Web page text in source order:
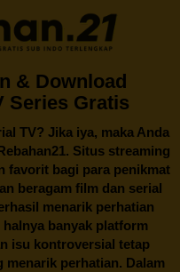
& Download
Series Gratis
TV? Jika iya, maka Anda
. Situs streaming
favorit bagi para penikmat
beragam film dan serial
menarik perhatian
banyak platform
isu kontroversial tetap
perhatian. Dalam